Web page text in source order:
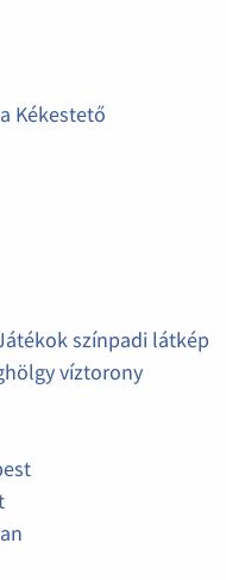
Kékestető
színpadi látkép
víztorony